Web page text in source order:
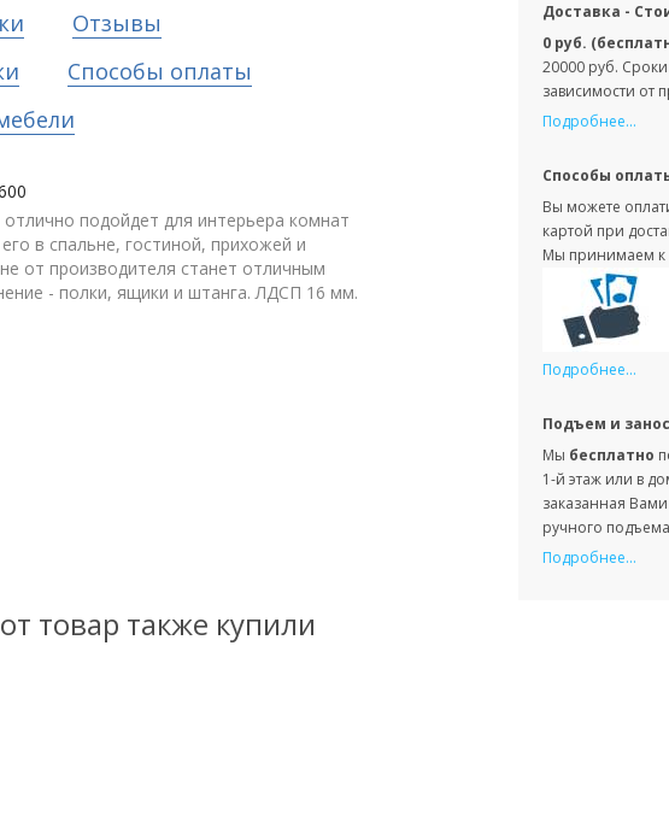
Доставка -
0 руб.
20000 руб.
зависимости от
Подробнее...
Способы
Вы можете
картой при
Мы принимаем к
Подробнее...
Подъем и
Мы бесплатно
1-й этаж или в
заказанная
ручного
Подробнее...
Отзывы
Способы оплаты
подойдет для интерьера комнат
в спальне, гостиной, прихожей и
от производителя станет отличным
- полки, ящики и штанга. ЛДСП 16 мм.
товар также купили